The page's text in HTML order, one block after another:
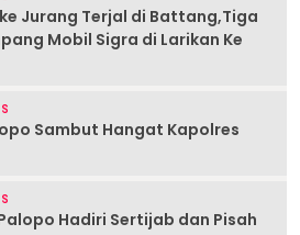
Jurang Terjal di Battang,Tiga
Mobil Sigra di Larikan Ke
Sambut Hangat Kapolres
Hadiri Sertijab dan Pisah